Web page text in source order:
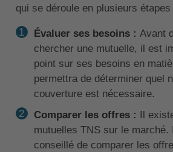
qui se déroule en plusieurs étapes
Évaluer ses besoins : Avant
chercher une mutuelle, il est
point sur ses besoins en
permettra de déterminer quel
couverture est nécessaire.
Comparer les offres : Il
mutuelles TNS sur le marché.
conseillé de comparer les